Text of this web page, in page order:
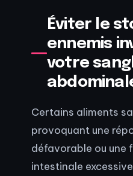
Éviter le
ennemis
votre
Certains aliments
provoquant une
défavorable ou une
intestinale